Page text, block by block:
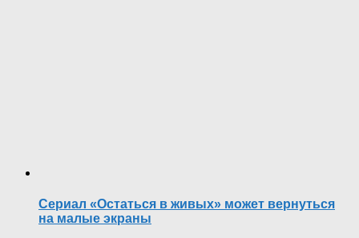
Сериал «Остаться в живых» может вернуться
на малые экраны